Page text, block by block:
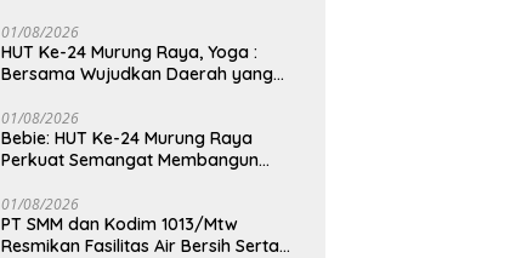
01/08/2026
HUT Ke-24 Murung Raya, Yoga :
Bersama Wujudkan Daerah yang
01/08/2026
Bebie: HUT Ke-24 Murung Raya
Perkuat Semangat Membangun
01/08/2026
PT SMM dan Kodim 1013/Mtw
Resmikan Fasilitas Air Bersih Serta